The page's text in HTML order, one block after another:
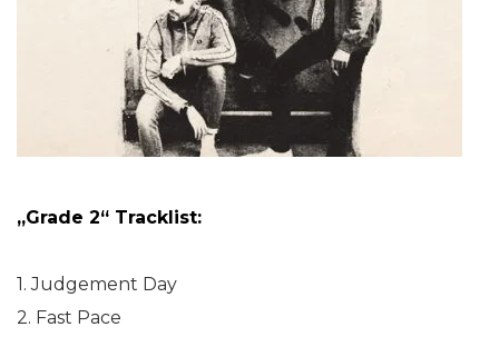
„Grade 2“ Tracklist:
1. Judgement Day
2. Fast Pace